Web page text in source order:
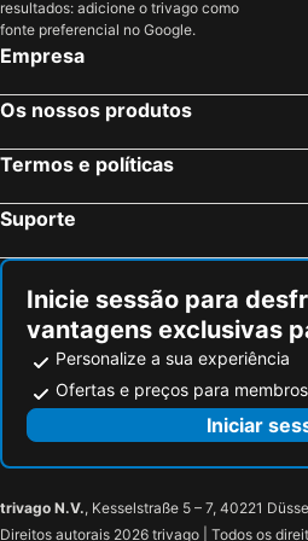
Milton Keynes, Inglaterra Hotéis
Edimburgo, Escócia Hotéis
Liverpool, Inglaterra Hotéis
Inverness, Escócia Hotéis
resultados: adicione o trivago como
fonte preferencial no Google.
Empresa
Os nossos produtos
Termos e políticas
Suporte
Inicie sessão para
vantagens exclusivas
Personalize a sua experiência
Ofertas e preços para membros
Iniciar
trivago N.V., Kesselstraße 5 – 7, 40221
Direitos autorais 2026 trivago | Todos os